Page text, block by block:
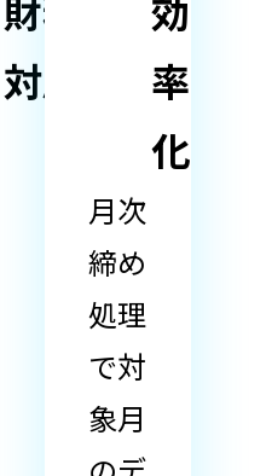
対応
率
化
月次
締め
処理
で対
象月